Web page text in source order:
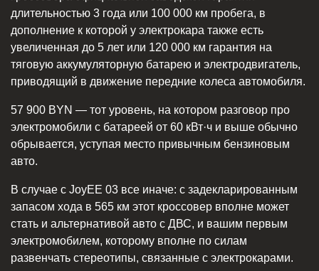
длительностью 3 года или 100 000 км пробега, в
дополнение к которой у электрокара также есть
увеличенная до 5 лет или 120 000 км гарантия на
тяговую аккумуляторную батарею и электродвигатель,
приводящий в движение передние колеса автомобиля.
57 900 BYN — тот уровень, на котором разговор про
электромобили с батареей от 60 кВт·ч и выше обычно
обрывается, уступая место привычным бензиновым
авто.
В случае с JoyEE 03 все иначе: с задекларированным
запасом хода в 565 км этот кроссовер вполне может
стать и альтернативой авто с ДВС, и вашим первым
электромобилем, которому вполне по силам
развенчать стереотипы, связанные с электрокарами.